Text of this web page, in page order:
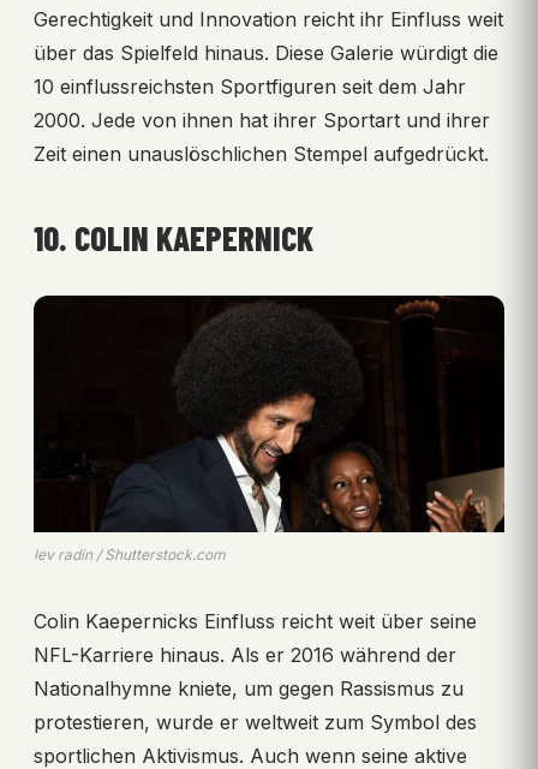
Gerechtigkeit und Innovation reicht ihr Einfluss weit
über das Spielfeld hinaus. Diese Galerie würdigt die
10 einflussreichsten Sportfiguren seit dem Jahr
2000. Jede von ihnen hat ihrer Sportart und ihrer
Zeit einen unauslöschlichen Stempel aufgedrückt.
10. COLIN KAEPERNICK
lev radin / Shutterstock.com
Colin Kaepernicks Einfluss reicht weit über seine
NFL-Karriere hinaus. Als er 2016 während der
Nationalhymne kniete, um gegen Rassismus zu
protestieren, wurde er weltweit zum Symbol des
sportlichen Aktivismus. Auch wenn seine aktive